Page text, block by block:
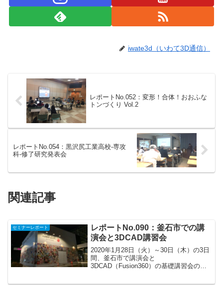
iwate3d（いわて3D通信）
レポートNo.052：変形！合体！おおふな
トンづくり Vol.2
レポートNo.054：黒沢尻工業高校-専攻
科-修了研究発表会
関連記事
セミナーレポート
レポートNo.090：釜石市での講
演会と3DCAD講習会
2020年1月28日（火）～30日（木）の3日
間、釜石市で講演会と
3DCAD（Fusion360）の基礎講習会の講